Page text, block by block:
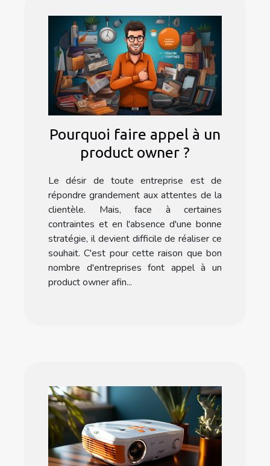
Pourquoi faire appel à un
product owner ?
Le désir de toute entreprise est de
répondre grandement aux attentes de la
clientèle. Mais, face à certaines
contraintes et en l'absence d'une bonne
stratégie, il devient difficile de réaliser ce
souhait. C'est pour cette raison que bon
nombre d'entreprises font appel à un
product owner afin...